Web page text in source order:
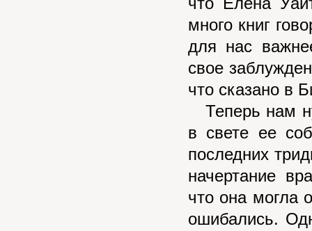
много книг
для нас
свое
что сказано в
Теперь нам
в свете ее
последних
начертание
что она могла
ошибались.